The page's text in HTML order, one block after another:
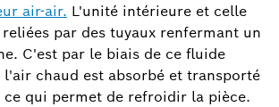
air-air. L'unité intérieure et celle
par des tuyaux renfermant un
C'est par le biais de ce fluide
chaud est absorbé et transporté
ce qui permet de refroidir la pièce.